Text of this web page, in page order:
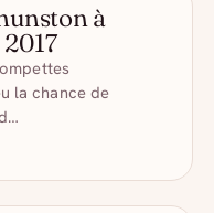
à
la chance de